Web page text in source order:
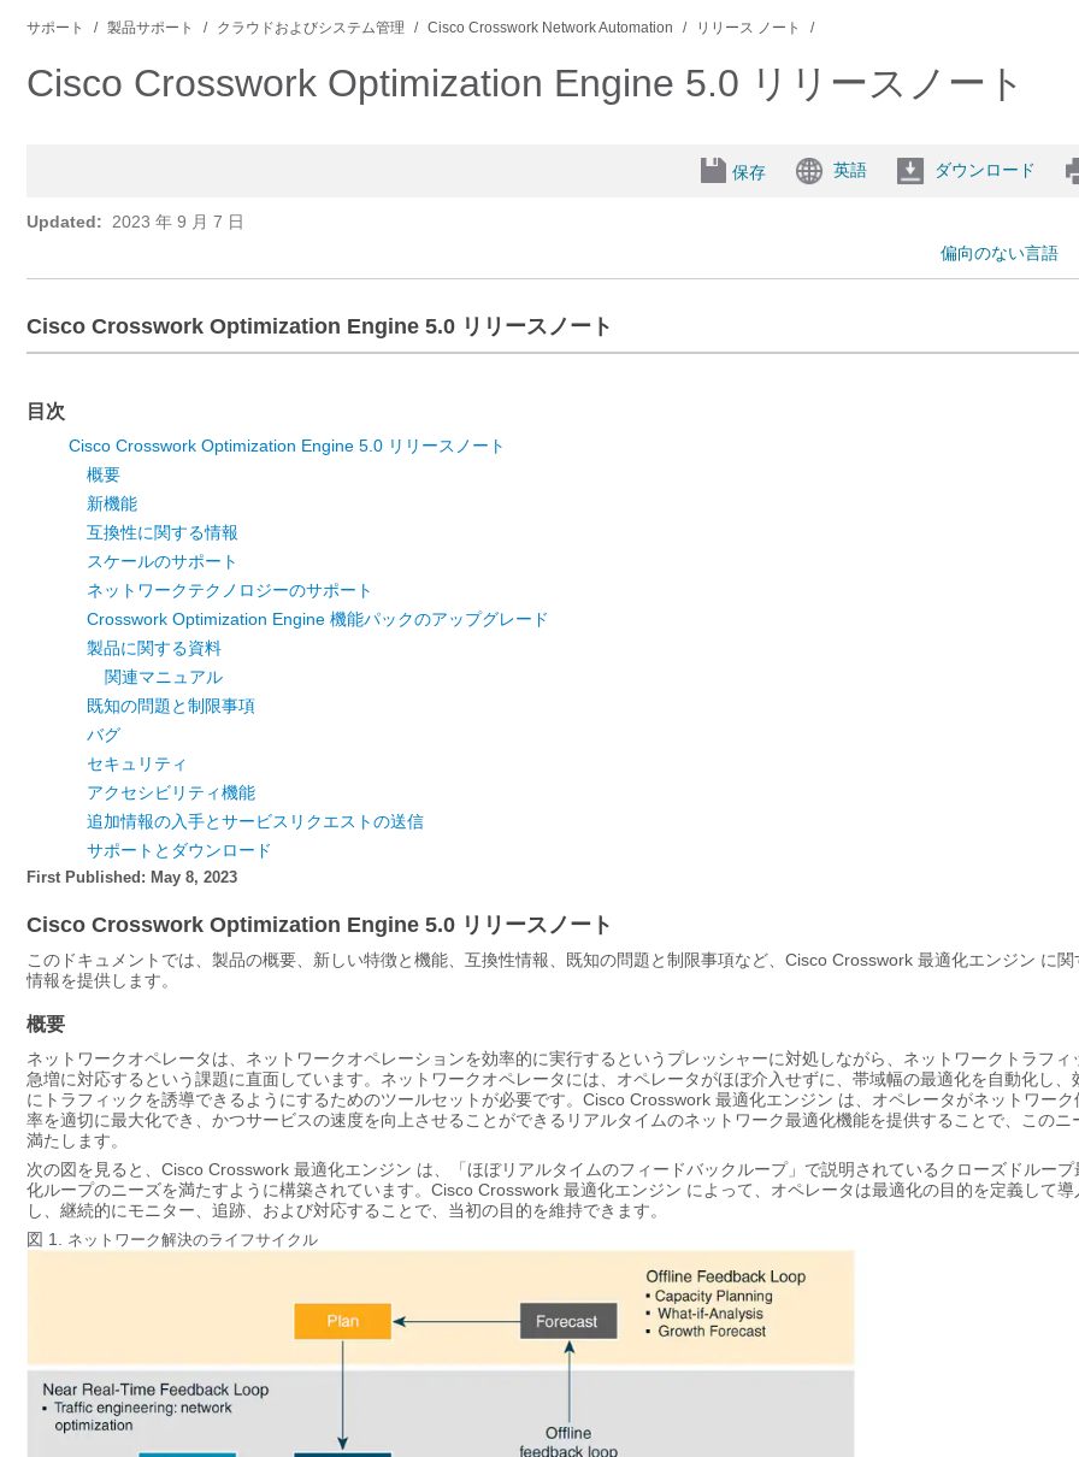
サポート 製品サポート クラウドおよびシステム管理 Cisco Crosswork Network Automation リリース ノート
Cisco Crosswork Optimization Engine 5.0 リリースノート
保存 英語 ダウンロード
Updated:
2023 年 9 月 7 日
偏向のない言語
Cisco Crosswork Optimization Engine 5.0 リリースノート
目次
Cisco Crosswork Optimization Engine 5.0 リリースノート
概要
新機能
互換性に関する情報
スケールのサポート
ネットワークテクノロジーのサポート
Crosswork Optimization Engine 機能パックのアップグレード
製品に関する資料
関連マニュアル
既知の問題と制限事項
バグ
セキュリティ
アクセシビリティ機能
追加情報の入手とサービスリクエストの送信
サポートとダウンロード
First Published: May 8, 2023
Cisco Crosswork Optimization Engine 5.0 リリースノート
このドキュメントでは、製品の概要、新しい特徴と機能、互換性情報、既知の問題と制限事項など、 Cisco Crosswork 最適化エンジン に関
情報を提供します。
概要
ネットワークオペレータは、ネットワークオペレーションを効率的に実行するというプレッシャーに対処しながら、ネットワークトラフィ
急増に対応するという課題に直面しています。ネットワークオペレータには、オペレータがほぼ介入せずに、帯域幅の最適化を自動化し、
にトラフィックを誘導できるようにするためのツールセットが必要です。 Cisco Crosswork 最適化エンジン は、オペレータがネットワーク
率を適切に最大化でき、かつサービスの速度を向上させることができるリアルタイムのネットワーク最適化機能を提供することで、このニ
満たします。
次の図を見ると、 Cisco Crosswork 最適化エンジン は、「ほぼリアルタイムのフィードバックループ」で説明されているクローズドループ
化ループのニーズを満たすように構築されています。 Cisco Crosswork 最適化エンジン によって、オペレータは最適化の目的を定義して導
し、継続的にモニター、追跡、および対応することで、当初の目的を維持できます。
図 1. ネットワーク解決のライフサイクル